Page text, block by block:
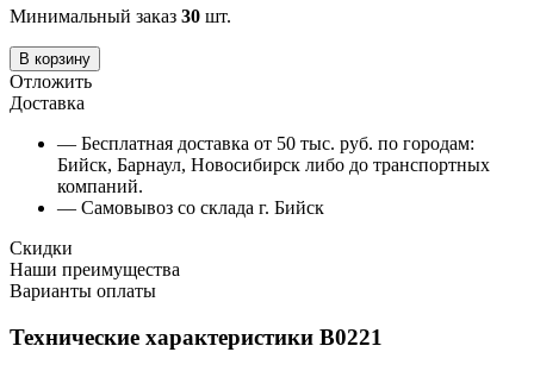
Минимальный заказ 30 шт.
В корзину
Отложить
Доставка
— Бесплатная доставка от 50 тыс. руб. по городам:
Бийск, Барнаул, Новосибирск либо до транспортных
компаний.
— Самовывоз со склада г. Бийск
Скидки
Наши преимущества
Варианты оплаты
Технические характеристики В0221